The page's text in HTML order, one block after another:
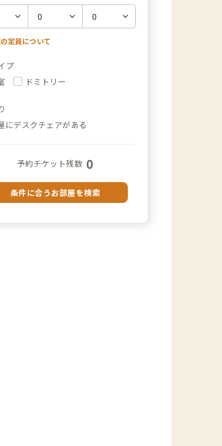
定員について
プ
ドミトリー
にデスクチェアがある
予約チケット残数 0
条件に合うお部屋を検索